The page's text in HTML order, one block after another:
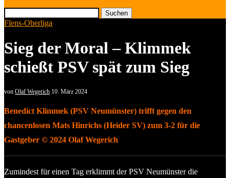
Suchen
Flens-Oberliga
Sieg der Moral – Klimmek
schießt PSV spät zum Sieg
von Olaf Wegerich 10. März 2024
Benedict Klimmek (PSV Neumünster) trifft gegen den
chancenlosen Mats Hinrichs (Heider SV) zum 3-2 für die
Gastgeber © 2024 Olaf Wegerich
Zumindest für einen Tag erklimmt der PSV Neumünster die